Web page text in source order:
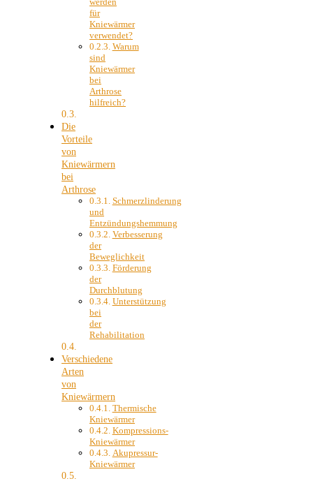
für
Kniewärmer
verwendet?
Warum
sind
Kniewärmer
bei
Arthrose
hilfreich?
Die
Vorteile
von
Kniewärmern
bei
Arthrose
Schmerzlinderung
und
Entzündungshemmung
Verbesserung
der
Beweglichkeit
Förderung
der
Durchblutung
Unterstützung
bei
der
Rehabilitation
Verschiedene
Arten
von
Kniewärmern
Thermische
Kniewärmer
Kompressions-
Kniewärmer
Akupressur-
Kniewärmer